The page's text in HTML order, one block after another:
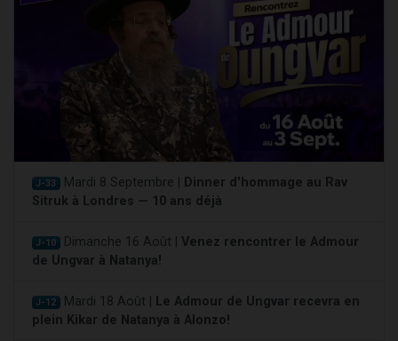
J-33 Mardi 8 Septembre |
Dinner d'hommage au Rav
Sitruk à Londres — 10 ans déjà
J-10 Dimanche 16 Août | Venez rencontrer le Admour
de Ungvar à Natanya!
J-12 Mardi 18 Août |
Le Admour de Ungvar recevra en
plein Kikar de Natanya à Alonzo!